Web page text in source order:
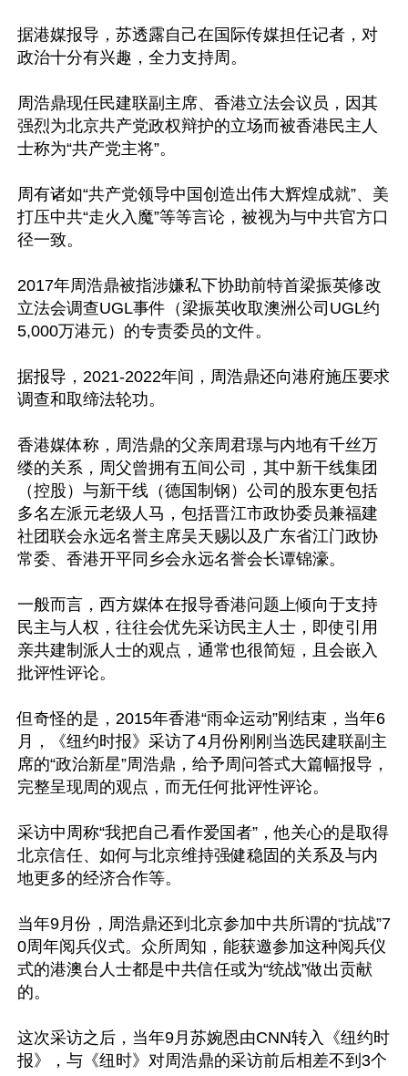
据港媒报导，苏透露自己在国际传媒担任记者，对
政治十分有兴趣，全力支持周。
周浩鼎现任民建联副主席、香港立法会议员，因其
强烈为北京共产党政权辩护的立场而被香港民主人
士称为“共产党主将”。
周有诸如“共产党领导中国创造出伟大辉煌成就”、美
打压中共“走火入魔”等等言论，被视为与中共官方口
径一致。
2017年周浩鼎被指涉嫌私下协助前特首梁振英修改
立法会调查UGL事件（梁振英收取澳洲公司UGL约
5,000万港元）的专责委员的文件。
据报导，2021-2022年间，周浩鼎还向港府施压要求
调查和取缔法轮功。
香港媒体称，周浩鼎的父亲周君璟与内地有千丝万
缕的关系，周父曾拥有五间公司，其中新干线集团
（控股）与新干线（德国制钢）公司的股东更包括
多名左派元老级人马，包括晋江市政协委员兼福建
社团联会永远名誉主席吴天赐以及广东省江门政协
常委、香港开平同乡会永远名誉会长谭锦濠。
一般而言，西方媒体在报导香港问题上倾向于支持
民主与人权，往往会优先采访民主人士，即使引用
亲共建制派人士的观点，通常也很简短，且会嵌入
批评性评论。
但奇怪的是，2015年香港“雨伞运动”刚结束，当年6
月，《纽约时报》采访了4月份刚刚当选民建联副主
席的“政治新星”周浩鼎，给予周问答式大篇幅报导，
完整呈现周的观点，而无任何批评性评论。
采访中周称“我把自己看作爱国者”，他关心的是取得
北京信任、如何与北京维持强健稳固的关系及与内
地更多的经济合作等。
当年9月份，周浩鼎还到北京参加中共所谓的“抗战”7
0周年阅兵仪式。众所周知，能获邀参加这种阅兵仪
式的港澳台人士都是中共信任或为“统战”做出贡献
的。
这次采访之后，当年9月苏婉恩由CNN转入《纽约时
报》，与《纽时》对周浩鼎的采访前后相差不到3个